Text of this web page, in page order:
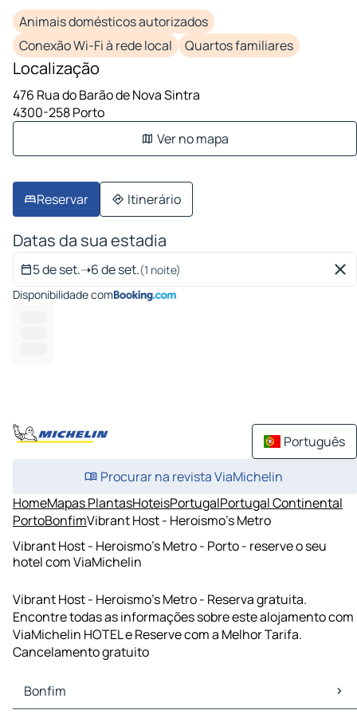
Animais domésticos autorizados
Conexão Wi-Fi à rede local
Quartos familiares
Localização
476 Rua do Barão de Nova Sintra
4300-258 Porto
Ver no mapa
Reservar Itinerário
Datas da sua estadia
5 de set.➝6 de set.(1 noite)
Disponibilidade com
Português
Procurar na revista ViaMichelin
HomeMapas PlantasHoteisPortugalPortugal Continental
PortoBonfimVibrant Host - Heroismo's Metro
Vibrant Host - Heroismo's Metro - Porto - reserve o seu
hotel com ViaMichelin
Vibrant Host - Heroismo's Metro - Reserva gratuita.
Encontre todas as informações sobre este alojamento com
ViaMichelin HOTEL e Reserve com a Melhor Tarifa.
Cancelamento gratuito
Bonfim